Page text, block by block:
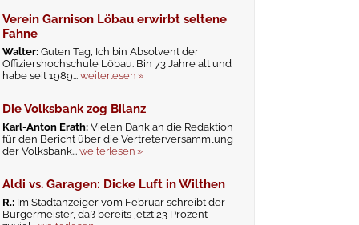
Verein Garnison Löbau erwirbt seltene
Fahne
Walter:Guten Tag, Ich bin Absolvent der
Offiziershochschule Löbau. Bin 73 Jahre alt und
habe seit 1989...weiterlesen »
Die Volksbank zog Bilanz
Karl-Anton Erath:Vielen Dank an die Redaktion
für den Bericht über die Vertreterversammlung
der Volksbank...weiterlesen »
Aldi vs. Garagen: Dicke Luft in Wilthen
R.: Im Stadtanzeiger vom Februar schreibt der
Bürgermeister, daß bereits jetzt 23 Prozent